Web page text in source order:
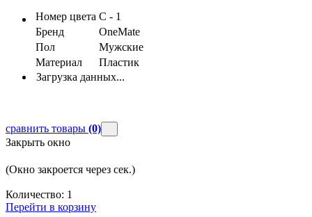
Номер цвета С - 1
Бренд
OneMate
Пол
Мужские
Материал
Пластик
Загрузка данных...
сравнить товары (0)
Закрыть окно
(Окно закроется через сек.)
Количество: 1
Перейти в корзину